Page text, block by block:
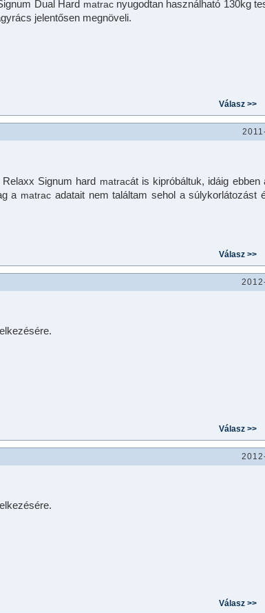
Dual Hard matracnyugodtan használható 130kg
jelentősen megnöveli.
Signum hard matracát is kipróbáltuk, idáig ebben
a matrac adatait nem találtam sehol a súlykorlátozást